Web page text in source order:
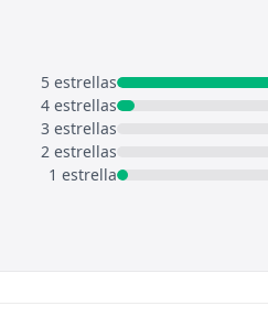
5 estrellas
4 estrellas
3 estrellas
2 estrellas
1 estrella